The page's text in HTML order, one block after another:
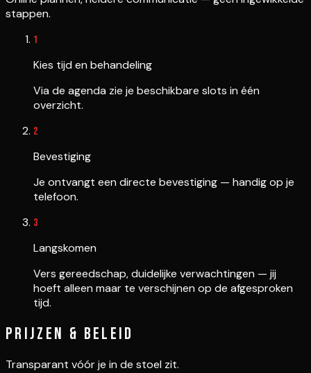
stappen.
1
Kies tijd en behandeling
Via de agenda zie je beschikbare slots in één
overzicht.
2
Bevestiging
Je ontvangt een directe bevestiging — handig op je
telefoon.
3
Langskomen
Vers gereedschap, duidelijke verwachtingen — jij
hoeft alleen maar te verschijnen op de afgesproken
tijd.
Prijzen & beleid
Transparant vóór je in de stoel zit.